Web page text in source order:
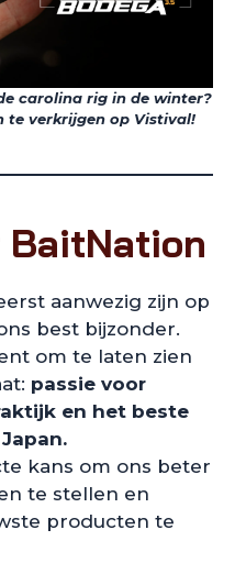
carolina rig in de winter?
te verkrijgen op Vistival!
BaitNation
aanwezig zijn op
best bijzonder.
om te laten zien
passie voor
en het beste
kans om ons beter
te stellen en
producten te